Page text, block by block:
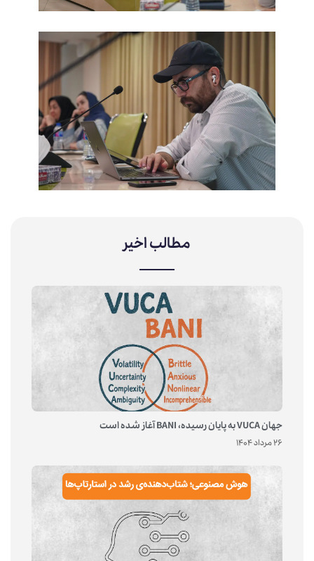
مطالب اخیر
جهان VUCA به پایان رسیده، BANI آغاز شده است
26 مرداد 1404